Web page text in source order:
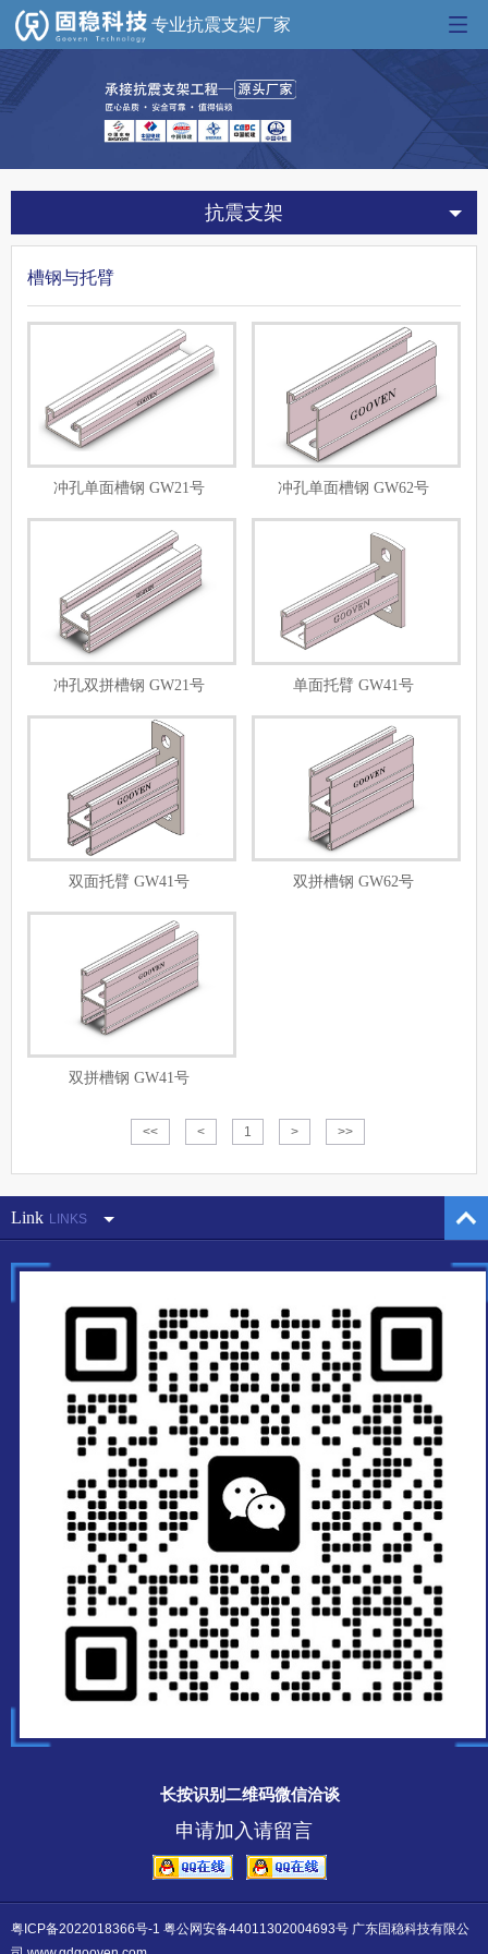
专业抗震支架厂家
抗震支架
槽钢与托臂
冲孔单面槽钢 GW21号 冲孔单面槽钢 GW62号
冲孔双拼槽钢 GW21号 单面托臂 GW41号
双面托臂 GW41号 双拼槽钢 GW62号
双拼槽钢 GW41号
<< < 1 > >>
Link LINKS
长按识别二维码微信洽谈
申请加入请留言
粤ICP备2022018366号-1 粤公网安备44011302004693号 广东固稳科技有限公